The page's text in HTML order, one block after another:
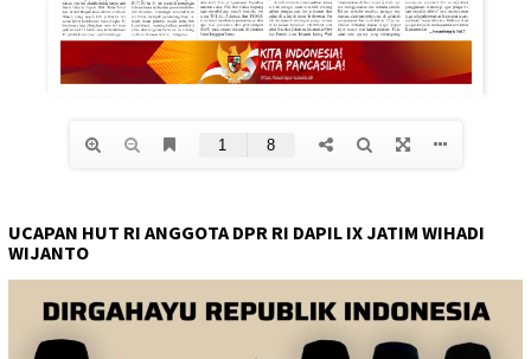
UCAPAN HUT RI ANGGOTA DPR RI DAPIL IX JATIM WIHADI
WIJANTO